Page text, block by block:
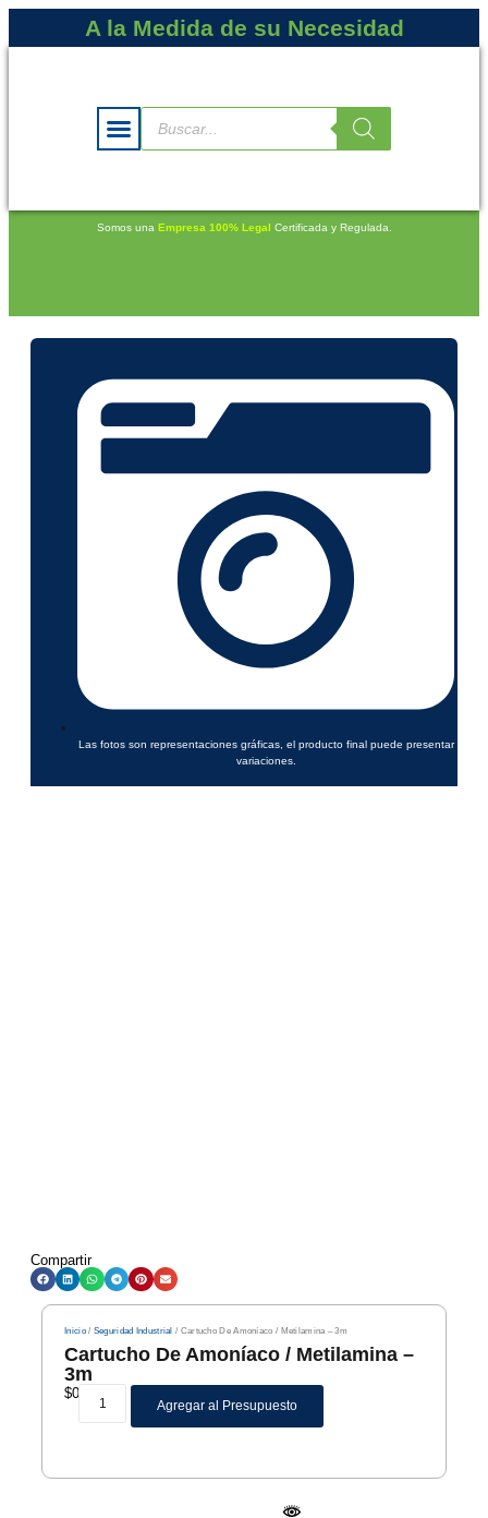
A la Medida de su Necesidad
Somos una Empresa 100% Legal Certificada y Regulada.
Las fotos son representaciones gráficas, el producto final puede presentar
variaciones.
Compartir
Inicio/ Seguridad Industrial / Cartucho De Amoníaco / Metilamina – 3m
Cartucho De Amoníaco / Metilamina –
3m
$0
Agregar al Presupuesto